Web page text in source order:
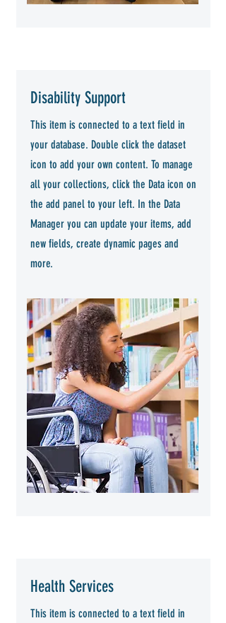
Disability Support
This item is connected to a text field in
your database. Double click the dataset
icon to add your own content. To manage
all your collections, click the Data icon on
the add panel to your left. In the Data
Manager you can update your items, add
new fields, create dynamic pages and
more.
Health Services
This item is connected to a text field in